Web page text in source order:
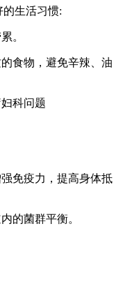
生活习惯:
。
食物，避免辛辣、油
科问题
免疫力，提高身体抵
的菌群平衡。